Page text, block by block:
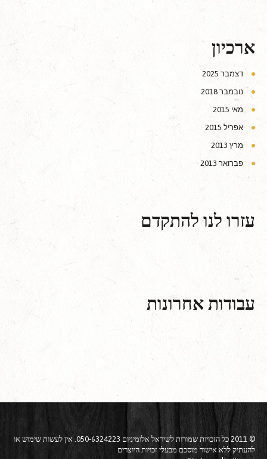
ארכיון
דצמבר 2025
נובמבר 2018
מאי 2015
אפריל 2015
מרץ 2013
פברואר 2013
עזרו לנו להתקדם
עבודות אחרונות
© 2011 כל הזכויות שמורות לשיראל אלומיניום 050-6324223. אין לעשות שימוש או
להעתיק ללא אישור מוסכם מבעלי זכויות היוצרים